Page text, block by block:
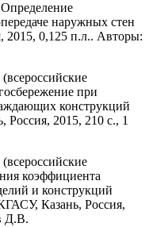
Определение
наружных стен
2015, 0,125 п.л.. Авторы:
при
конструкций
Россия, 2015, 210 с., 1
коэффициента
и конструкций
Казань, Россия,
Д.В.